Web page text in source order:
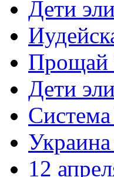
Дети
Прощай
Дети
12